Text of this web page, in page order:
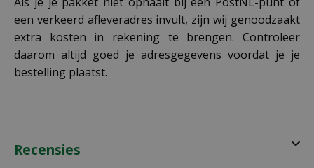
een verkeerd afleveradres invult, zijn wij genoodzaakt
extra kosten in rekening te brengen. Controleer
daarom altijd goed je adresgegevens voordat je je
bestelling plaatst.
Recensies